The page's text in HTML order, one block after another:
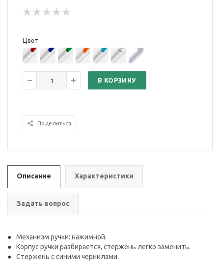
Цвет
В КОРЗИНУ
Поделиться
Описание Характеристики
Задать вопрос
Механизм ручки: нажимной.
Корпус ручки разбирается, стержень легко заменить.
Стержень с синими чернилами.